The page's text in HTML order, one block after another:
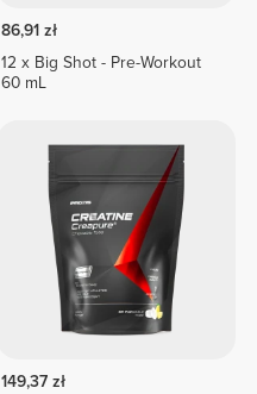
86,91 zł
12 x Big Shot - Pre-Workout
60 mL
149,37 zł